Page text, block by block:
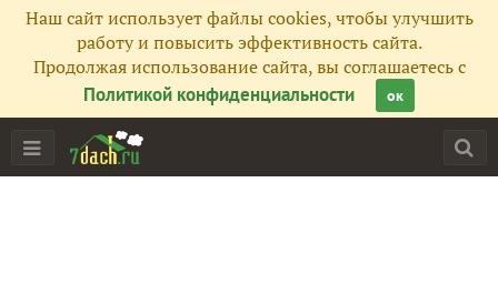
Наш сайт использует файлы cookies, чтобы улучшить
работу и повысить эффективность сайта.
Продолжая использование сайта, вы соглашаетесь с
Политикой конфиденциальности
ок